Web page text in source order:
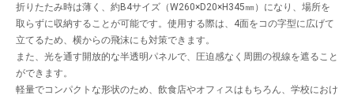
折りたたみ時は薄く、約B4サイズ（W260×D20×H345㎜）になり、場所を
取らずに収納することが可能です。使用する際は、4面をコの字型に広げて
立てるため、横からの飛沫にも対策できます。
また、光を通す開放的な半透明パネルで、圧迫感なく周囲の視線を遮ること
ができます。
軽量でコンパクトな形状のため、飲食店やオフィスはもちろん、学校におけ